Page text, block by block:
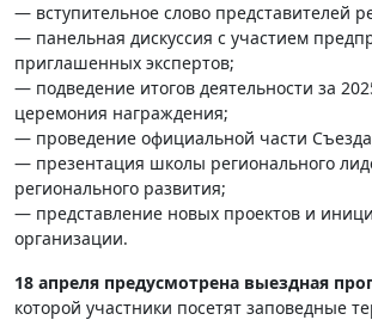
— вступительное слово представителей
— панельная дискуссия с участием
приглашенных экспертов;
— подведение итогов деятельности за
церемония награждения;
— проведение официальной части
— презентация школы регионального
регионального развития;
— представление новых проектов и
организации.
18 апреля предусмотрена выездная
которой участники посетят заповедные